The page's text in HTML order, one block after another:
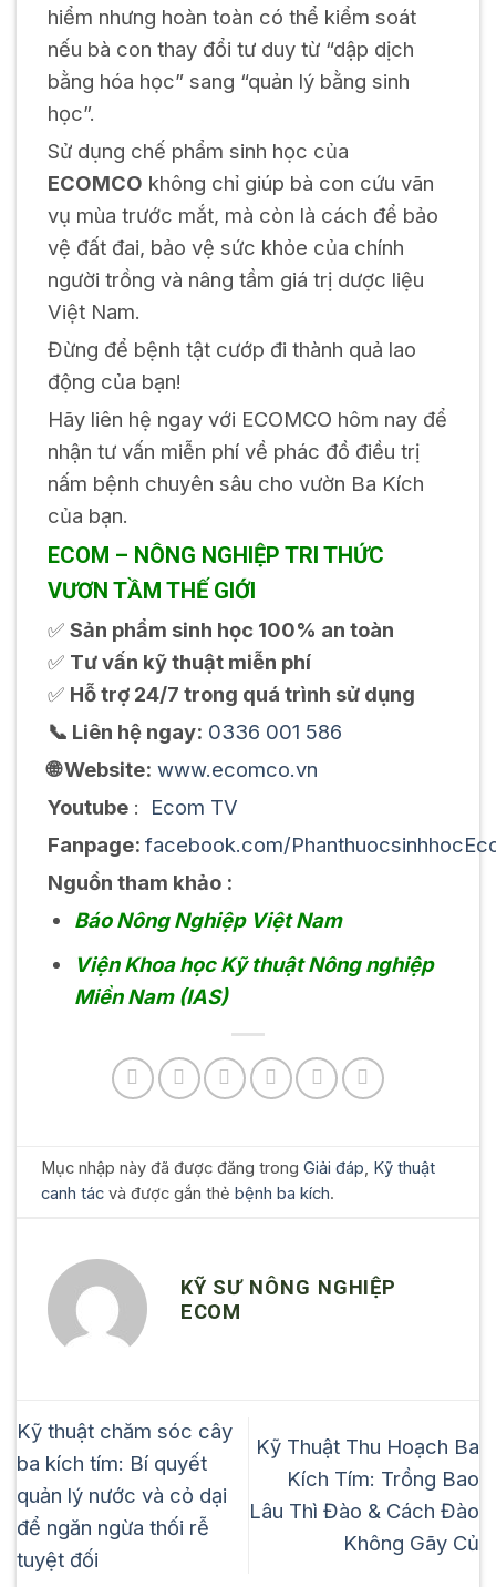
hiểm nhưng hoàn toàn có thể kiểm soát
nếu bà con thay đổi tư duy từ “dập dịch
bằng hóa học” sang “quản lý bằng sinh
học”.
Sử dụng chế phẩm sinh học của
ECOMCO không chỉ giúp bà con cứu vãn
vụ mùa trước mắt, mà còn là cách để bảo
vệ đất đai, bảo vệ sức khỏe của chính
người trồng và nâng tầm giá trị dược liệu
Việt Nam.
Đừng để bệnh tật cướp đi thành quả lao
động của bạn!
Hãy liên hệ ngay với ECOMCO hôm nay để
nhận tư vấn miễn phí về phác đồ điều trị
nấm bệnh chuyên sâu cho vườn Ba Kích
của bạn.
ECOM – NÔNG NGHIỆP TRI THỨC
VƯƠN TẦM THẾ GIỚI
✅ Sản phẩm sinh học 100% an toàn
✅ Tư vấn kỹ thuật miễn phí
✅ Hỗ trợ 24/7 trong quá trình sử dụng
📞 Liên hệ ngay: 0336 001 586
🌐 Website: www.ecomco.vn
Youtube:
Ecom TV
Fanpage: facebook.com/
Nguồn tham khảo :
Báo Nông Nghiệp Việt Nam
Viện Khoa học Kỹ thuật Nông nghiệp
Miền Nam (IAS)
Mục nhập này đã được đăng trongGiải đáp, Kỹ thuật
canh tác và được gắn thẻbệnh ba kích.
KỸ SƯ NÔNG NGHIỆP
ECOM
Kỹ thuật chăm sóc cây
ba kích tím: Bí quyết
quản lý nước và cỏ dại
để ngăn ngừa thối rễ
tuyệt đối
Kỹ Thuật Thu Hoạch Ba
Kích Tím: Trồng Bao
Lâu Thì Đào & Cách Đào
Không Gãy Củ